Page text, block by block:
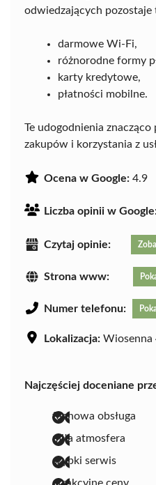
odwiedzających pozostaje
darmowe Wi-Fi,
różnorodne formy
karty kredytowe,
płatności mobilne.
Te udogodnienia
zakupów i korzystania z
Ocena w Google: 4.9
Liczba opinii w
Czytaj opinie:
Strona www:
Numer telefonu:
Lokalizacja: Wiosenna
Najczęściej doceniane
fachowa obsługa
miła atmosfera
szybki serwis